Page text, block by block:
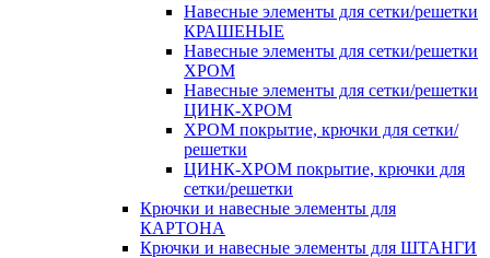
Навесные элементы для сетки/решетки
КРАШЕНЫЕ
Навесные элементы для сетки/решетки
ХРОМ
Навесные элементы для сетки/решетки
ЦИНК-ХРОМ
ХРОМ покрытие, крючки для сетки/
решетки
ЦИНК-ХРОМ покрытие, крючки для
сетки/решетки
Крючки и навесные элементы для
КАРТОНА
Крючки и навесные элементы для ШТАНГИ